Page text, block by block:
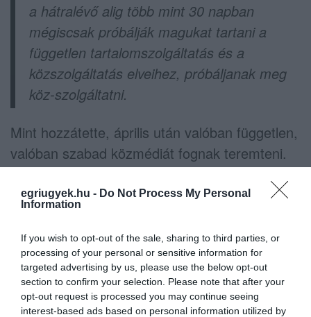
egriugyek.hu - Do Not Process My Personal
Information
If you wish to opt-out of the sale, sharing to third parties, or
processing of your personal or sensitive information for
targeted advertising by us, please use the below opt-out
section to confirm your selection. Please note that after your
opt-out request is processed you may continue seeing
interest-based ads based on personal information utilized by
a hátralévő alig több mint 30 napban
mégiscsak próbálják magukat tartani a
független tartalomszolgáltatás és a
közszolgáltatás elveihez, próbáljanak meg
köz-szolgáltatni.
Mint hozzátette, április után valóban független,
valóban szabad közmédiát fognak teremteni.